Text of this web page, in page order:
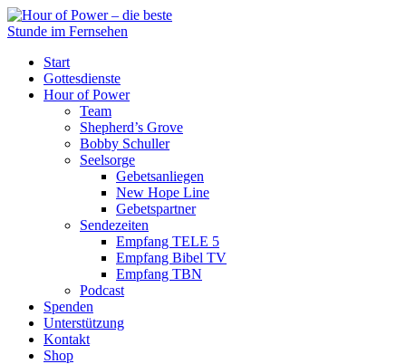
Start
Gottesdienste
Hour of Power
Team
Shepherd’s Grove
Bobby Schuller
Seelsorge
Gebetsanliegen
New Hope Line
Gebetspartner
Sendezeiten
Empfang TELE 5
Empfang Bibel TV
Empfang TBN
Podcast
Spenden
Unterstützung
Kontakt
Shop